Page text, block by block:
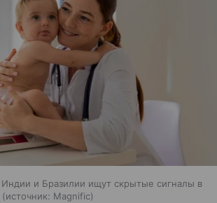
и Бразилии ищут скрытые сигналы в
источник: Magnific